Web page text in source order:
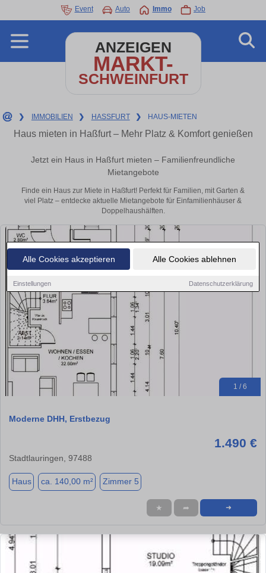
Alle Cookies akzeptieren Alle Cookies ablehnen
Einstellungen Datenschutzerklärung
Event Auto Immo Job
ANZEIGEN
MARKT-
SCHWEINFURT
❯ IMMOBILIEN ❯ HASSFURT ❯ HAUS-MIETEN
Haus mieten in Haßfurt – Mehr Platz & Komfort genießen
Jetzt ein Haus in Haßfurt mieten – Familienfreundliche
Mietangebote
Finde ein Haus zur Miete in Haßfurt! Perfekt für Familien, mit Garten &
viel Platz – entdecke aktuelle Mietangebote für Einfamilienhäuser &
Doppelhaushälften.
1 / 6
Moderne DHH, Erstbezug
1.490 €
Stadtlauringen, 97488
Haus ca. 140,00 m² Zimmer 5
★ ➦ ➜